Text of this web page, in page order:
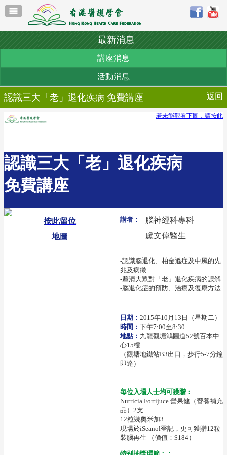
最新消息
講座消息
活動消息
認識三大「老」退化疾病 免費講座 返回
若未能觀看下圖，請按此
認識三大「老」退化疾病
免費講座
按此留位
地圖
講者：
腦神經科專科
盧文偉醫生
-認識腦退化、柏金遜症及中風的先
兆及病徵
-釐清大眾對「老」退化疾病的誤解
-腦退化症的預防、治療及復康方法
日期： 2015年10月13日（星期二）
時間： 下午7:00至8:30
地點： 九龍觀塘鴻圖道52號百本中
心15樓
（觀塘地鐵站B3出口，步行5-7分鐘
即達）
每位入場人士均可獲贈：
Nutricia Fortijuce 營果健（營養補充
品）2支
12粒裝奧米加3
現場於iSeanol登記，更可獲贈12粒
裝腦再生 （價值：$184）